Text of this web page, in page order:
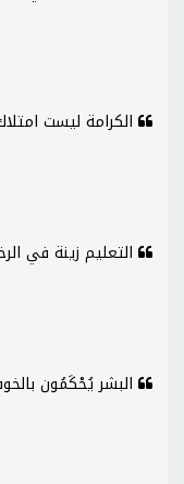
الكرامة ليست
التعليم زينة في
البشر يُحْكَمُون